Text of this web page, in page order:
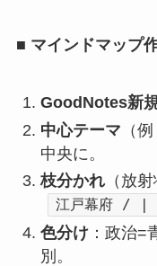
■ マインドマップ
GoodNotes新
中心テーマ （
中央に。
枝分かれ（放
江戸幕府 / |
色分け：政治=
別。